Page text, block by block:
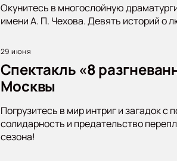
Окунитесь в многослойную
имени А. П. Чехова. Девять историй о
29 июня
Спектакль «8
Москвы
Погрузитесь в мир интриг и загадок
солидарность и предательство
сезона!